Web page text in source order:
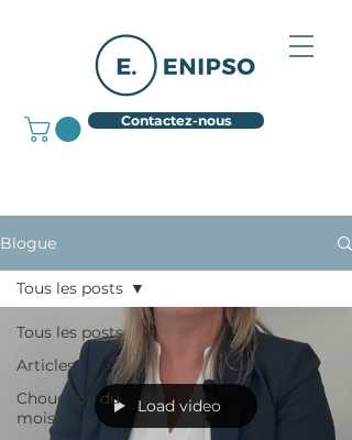
Contactez-nous
Blogue
Tous les posts
Articles
Chouchou du
mois
Tous les posts
Load video